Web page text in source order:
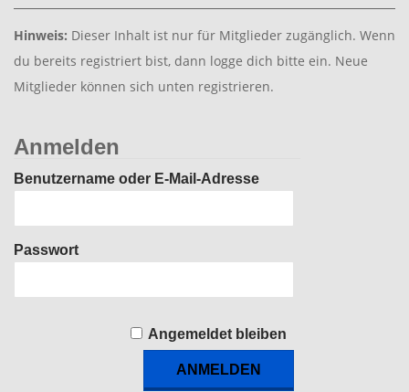
Hinweis: Dieser Inhalt ist nur für Mitglieder zugänglich. Wenn
du bereits registriert bist, dann logge dich bitte ein. Neue
Mitglieder können sich unten registrieren.
Anmelden
Benutzername oder E-Mail-Adresse
Passwort
Angemeldet bleiben